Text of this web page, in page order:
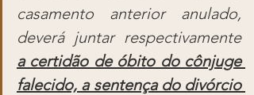
casamento anterior anulado,
deverá juntar respectivamente
a certidão de óbito do cônjuge
falecido, a sentença do divórcio